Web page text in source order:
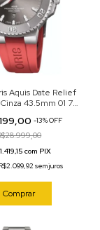
Aquis Date Relief
43.5mm 01 733
-13%OFF
com PIX
sem juros
Comprar